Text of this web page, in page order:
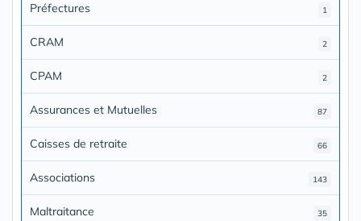
Préfectures 1
CRAM 2
CPAM 2
Assurances et Mutuelles 87
Caisses de retraite 66
Associations 143
Maltraitance 35